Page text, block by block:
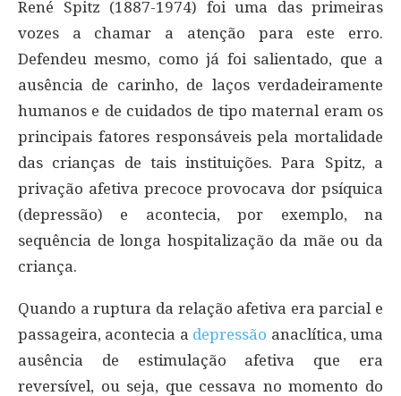
René Spitz (1887-1974) foi uma das primeiras
vozes a chamar a atenção para este erro.
Defendeu mesmo, como já foi salientado, que a
ausência de carinho, de laços verdadeiramente
humanos e de cuidados de tipo maternal eram os
principais fatores responsáveis pela mortalidade
das crianças de tais instituições. Para Spitz, a
privação afetiva precoce provocava dor psíquica
(depressão) e acontecia, por exemplo, na
sequência de longa hospitalização da mãe ou da
criança.
Quando a ruptura da relação afetiva era parcial e
passageira, acontecia a depressão anaclítica, uma
ausência de estimulação afetiva que era
reversível, ou seja, que cessava no momento do